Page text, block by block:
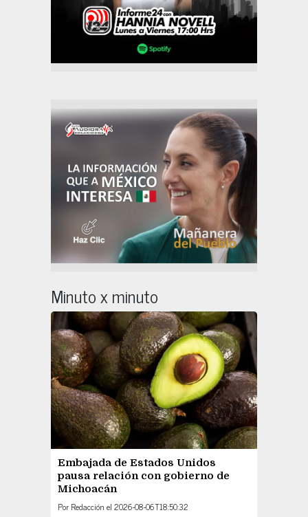
Minuto x minuto
Embajada de Estados Unidos
pausa relación con gobierno de
Michoacán
Por Redacción el 2026-08-06T18:50:32